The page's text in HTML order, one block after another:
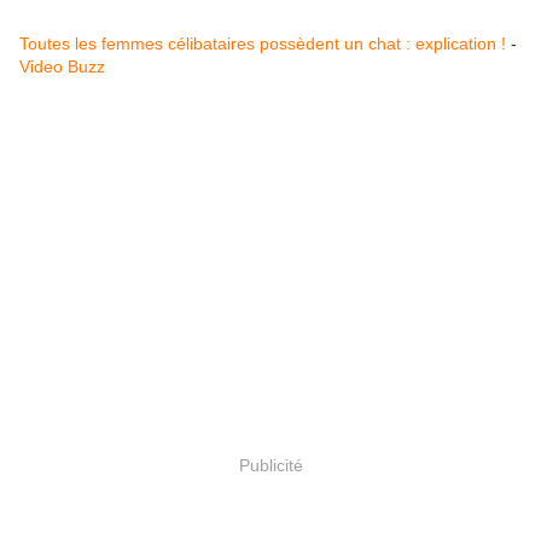
Toutes les femmes célibataires possèdent un chat : explication ! -
Video Buzz
Publicité